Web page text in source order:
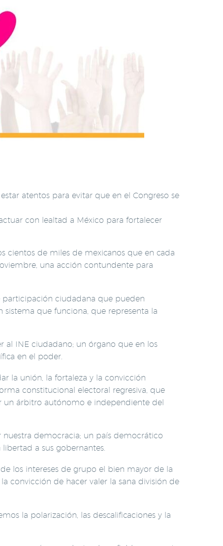
atentos para evitar que en el Congreso se
con lealtad a México para fortalecer
cientos de miles de mexicanos que en cada
una acción contundente para
participación ciudadana que pueden
que funciona, que representa la
al INE ciudadano; un órgano que en los
en el poder.
la unión, la fortaleza y la convicción
constitucional electoral regresiva, que
un árbitro autónomo e independiente del
democracia; un país democrático
a sus gobernantes.
los intereses de grupo el bien mayor de la
convicción de hacer valer la sana división de
la polarización, las descalificaciones y la